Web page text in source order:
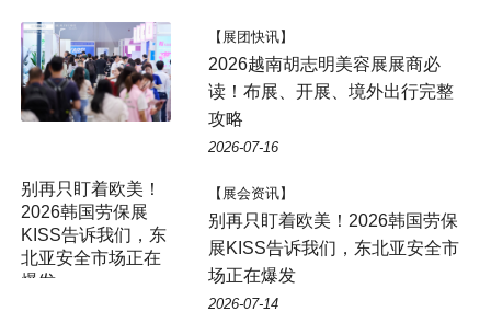
【展团快讯】
2026越南胡志明美容展展商必
读！布展、开展、境外出行完整
攻略
2026-07-16
别再只盯着欧美！
2026韩国劳保展
KISS告诉我们，东
北亚安全市场正在
爆发
【展会资讯】
别再只盯着欧美！2026韩国劳保
展KISS告诉我们，东北亚安全市
场正在爆发
2026-07-14